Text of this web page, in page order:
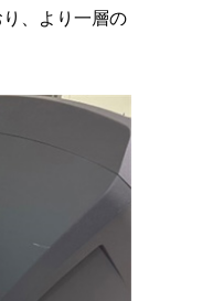
、より一層の